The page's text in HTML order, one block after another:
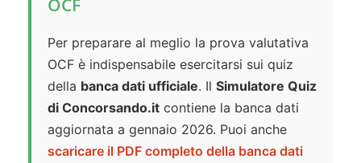
OCF
Per preparare al meglio la prova valutativa
OCF è indispensabile esercitarsi sui quiz
della banca dati ufficiale. Il Simulatore Quiz
di Concorsando.it contiene la banca dati
aggiornata a gennaio 2026. Puoi anche
scaricare il PDF completo della banca dati